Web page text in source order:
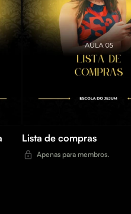
Lista de compras
Apenas para membros.